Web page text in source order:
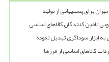
برای پشتیبانی از تولید
ابزار سوداگری تبدیل نموده